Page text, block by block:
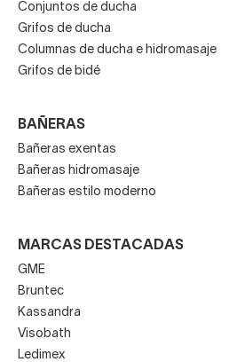
Conjuntos de ducha
Grifos de ducha
Columnas de ducha e hidromasaje
Grifos de bidé
BAÑERAS
Bañeras exentas
Bañeras hidromasaje
Bañeras estilo moderno
MARCAS DESTACADAS
GME
Bruntec
Kassandra
Visobath
Ledimex